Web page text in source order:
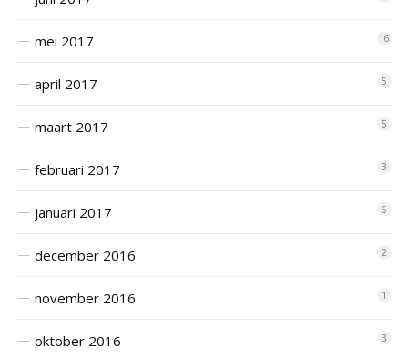
mei 2017 16
april 2017 5
maart 2017 5
februari 2017 3
januari 2017 6
december 2016 2
november 2016 1
oktober 2016 3